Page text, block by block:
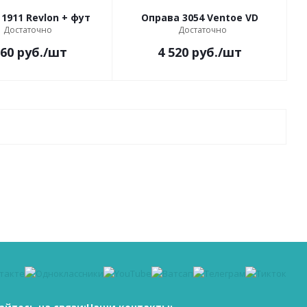
Revlon + фут
Достаточно
руб./шт
Оправа 3054 Ventoe VD
Достаточно
4 520 руб./шт